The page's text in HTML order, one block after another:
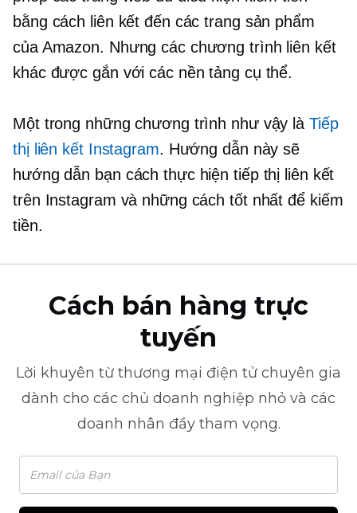
bằng cách liên kết đến các trang sản phẩm
của Amazon. Nhưng các chương trình liên kết
khác được gắn với các nền tảng cụ thể.
Một trong những chương trình như vậy là Tiếp
thị liên kết Instagram. Hướng dẫn này sẽ
hướng dẫn bạn cách thực hiện tiếp thị liên kết
trên Instagram và những cách tốt nhất để kiếm
tiền.
Cách bán hàng trực
tuyến
Lời khuyên từ thương mại điện tử chuyên gia
dành cho các chủ doanh nghiệp nhỏ và các
doanh nhân đầy tham vọng.